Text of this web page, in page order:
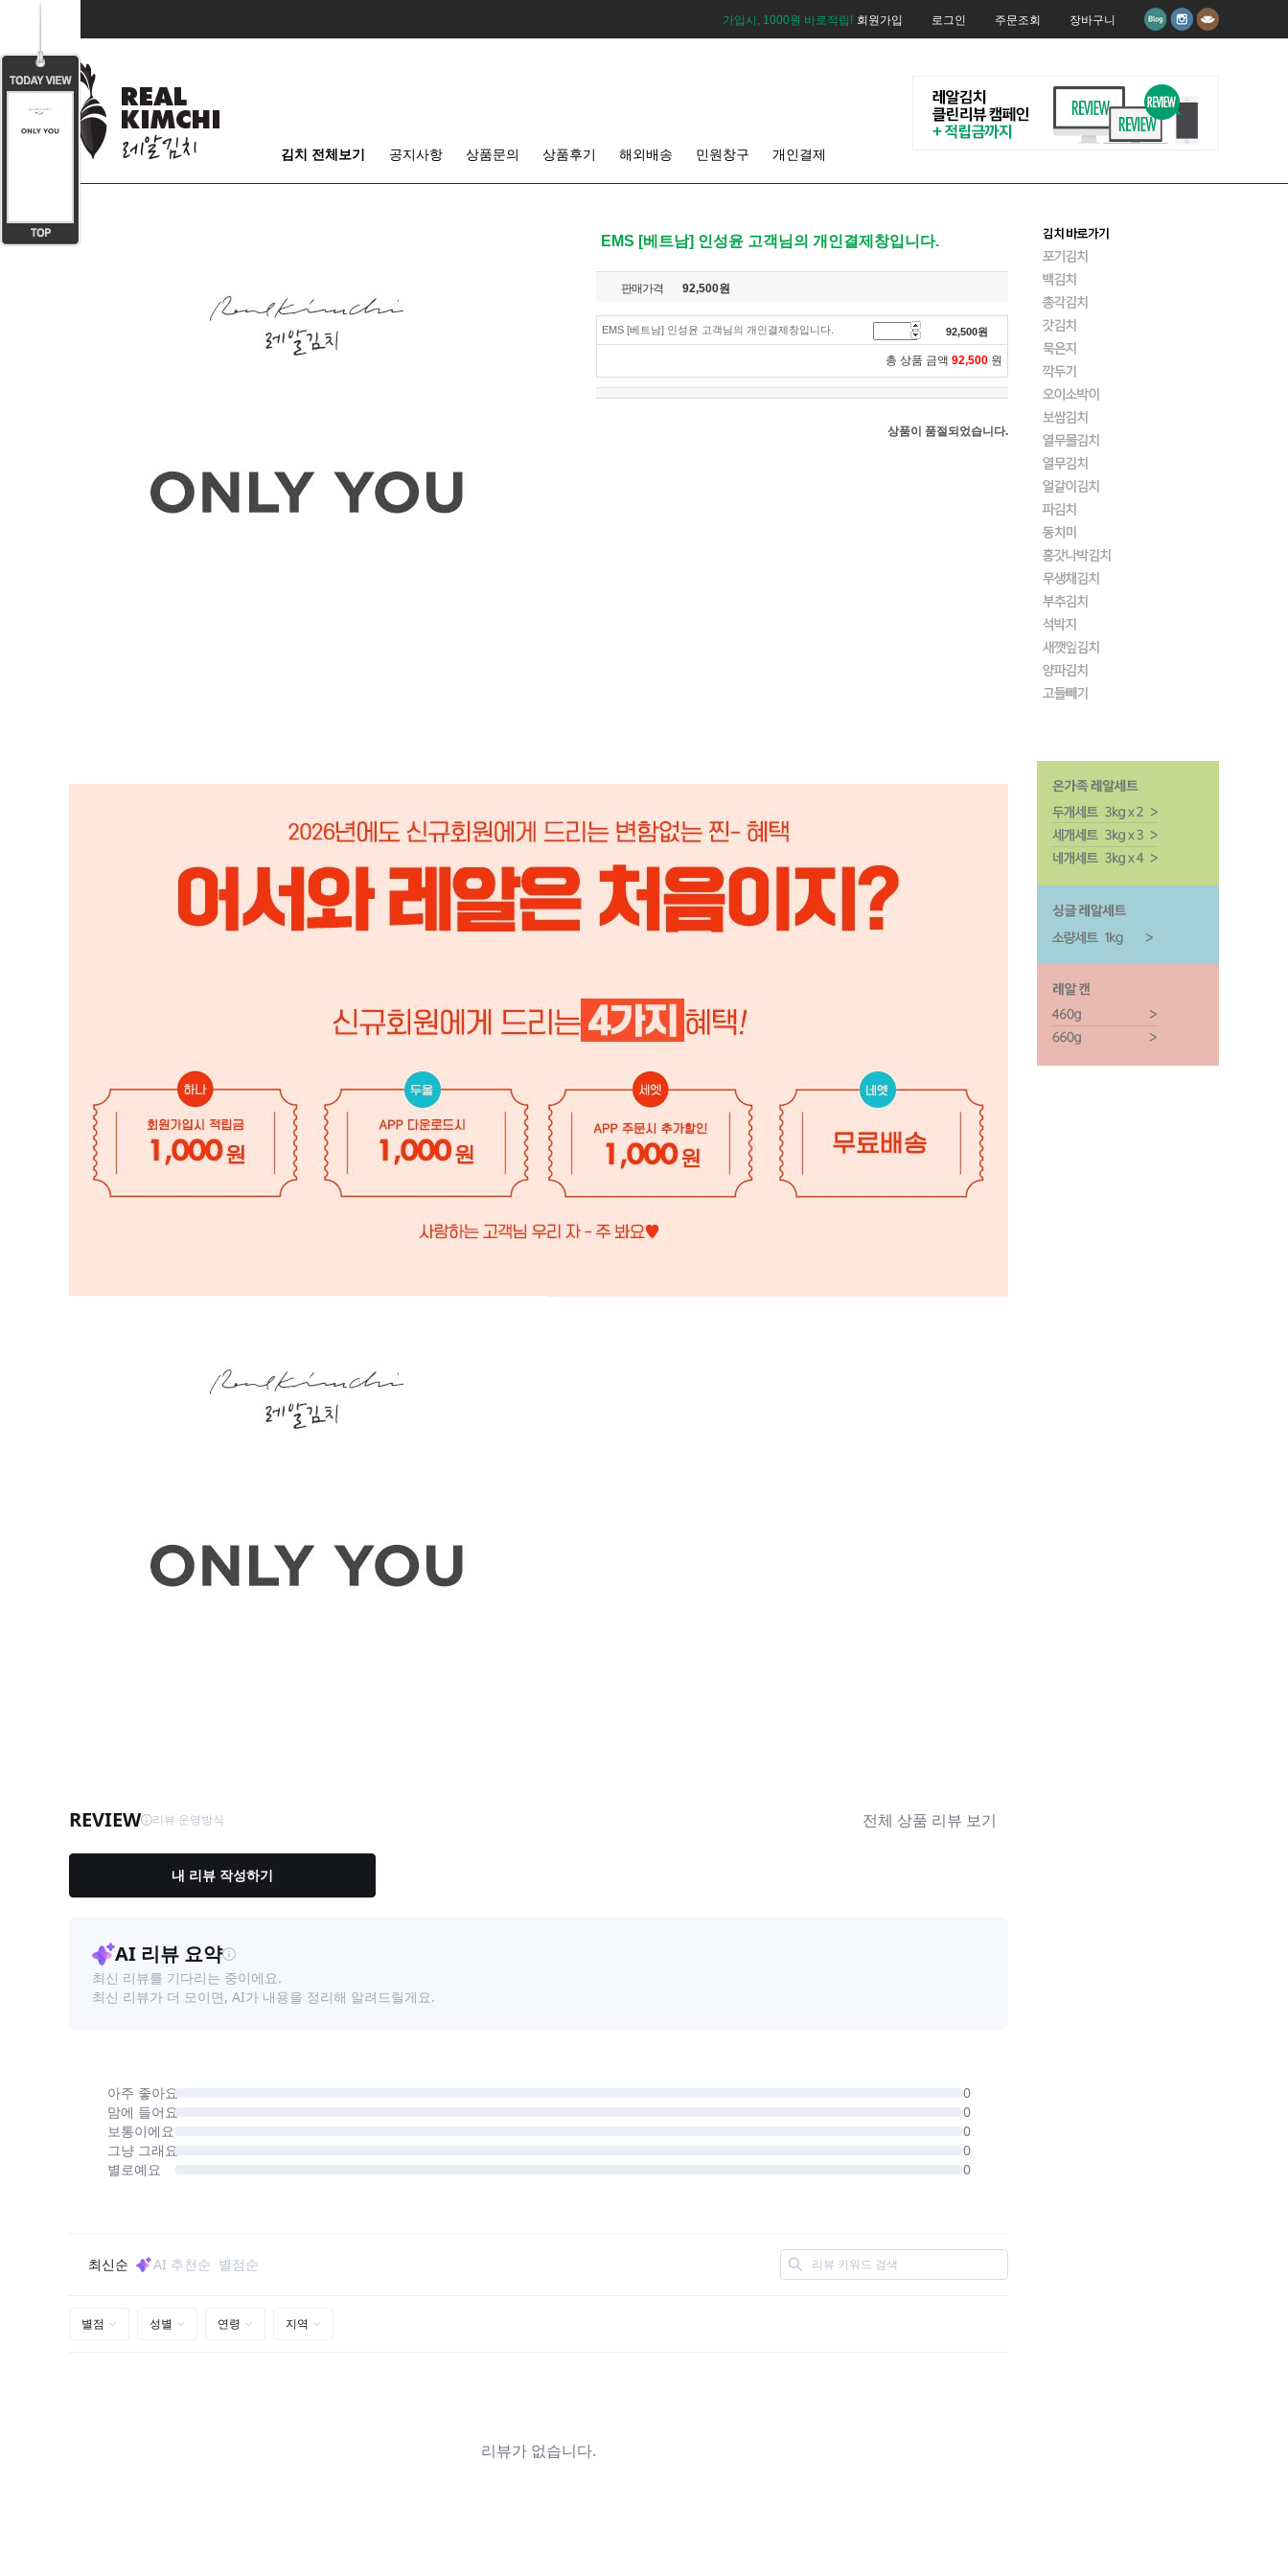
가입시, 1000원 바로적립! 회원가입 로그인 주문조회 장바구니
김치 전체보기 공지사항 상품문의 상품후기 해외배송 민원창구 개인결제
EMS [베트남] 인성윤 고객님의 개인결제창입니다.
판매가격 92,500원
EMS [베트남] 인성윤 고객님의 개인결제창입니다. 92,500원
총 상품 금액 92,500 원
상품이 품절되었습니다.